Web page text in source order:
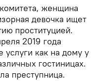
женщина
девочка ищет
проституцией.
2019 года
услуги как на дому у
гостиницах.
преступница.